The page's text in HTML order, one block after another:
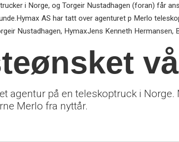
i Norge, og Torgeir Nustadhagen (foran) får
AS har tatt over agenturet p Merlo
Nustadhagen, HymaxJens Kenneth Hermansen,
agentur på en teleskoptruck i Norge.
Merlo fra nyttår.